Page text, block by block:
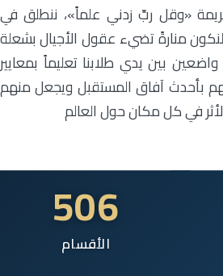
«وقل ربِّ زدني علماً»، ننطلق في
منارةً تضيء عقول الأجيال بشعلة
بين يدي طلابنا تعليماً بمعايير
بأحدث آفاق المستقبل ويجعل منهم
في كل مكان حول العالم
506
الأقسام